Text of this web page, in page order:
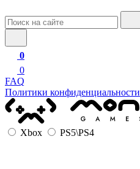
0
0
FAQ
Политики конфиденциальности
Xbox PS5\PS4